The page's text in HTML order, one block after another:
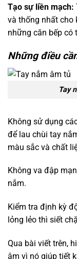
Tạo sự liền mạch:
và thống nhất cho
những căn bếp có
Những điều
Tay
Không sử dụng
để lau chùi tay
màu sắc và chất
Không va đập
nắm.
Kiểm tra định kỳ
lỏng lẻo thì siết
Qua bài viết trên,
âm vì nó giúp tiết